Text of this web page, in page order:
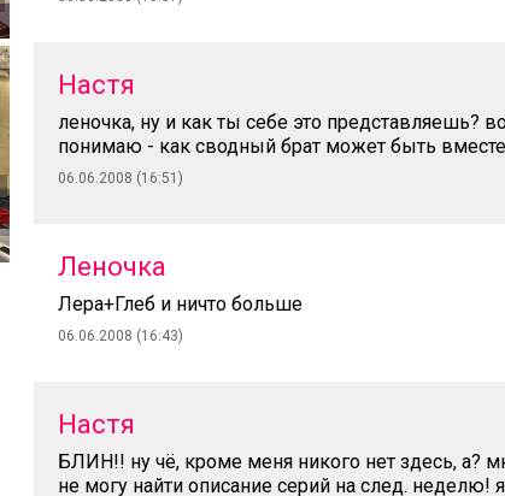
Настя
леночка, ну и как ты себе это представляешь?
понимаю - как сводный брат может быть вместе
06.06.2008 (16:51)
Леночка
Лера+Глеб и ничто больше
06.06.2008 (16:43)
Настя
БЛИН!! ну чё, кроме меня никого нет здесь, а?
не могу найти описание серий на след.